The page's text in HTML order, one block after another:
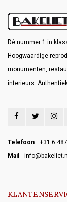
Dé nummer 1 in
Hoogwaardige
monumenten,
interieurs.
Telefoon
+31 6
Mail
info@bakeliet.nl